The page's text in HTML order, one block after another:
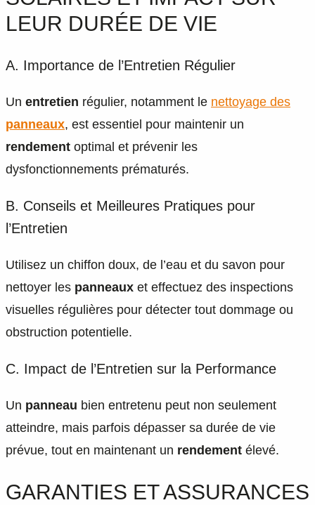
LEUR DURÉE DE VIE
A. Importance de l’Entretien Régulier
Un entretien régulier, notamment le nettoyage des
panneaux, est essentiel pour maintenir un
rendement optimal et prévenir les
dysfonctionnements prématurés.
B. Conseils et Meilleures Pratiques pour
l’Entretien
Utilisez un chiffon doux, de l’eau et du savon pour
nettoyer les panneaux et effectuez des inspections
visuelles régulières pour détecter tout dommage ou
obstruction potentielle.
C. Impact de l’Entretien sur la Performance
Un panneau bien entretenu peut non seulement
atteindre, mais parfois dépasser sa durée de vie
prévue, tout en maintenant un rendement élevé.
GARANTIES ET ASSURANCES